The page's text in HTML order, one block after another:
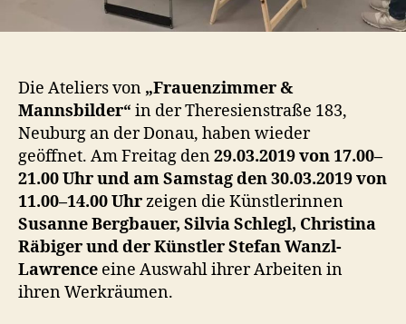
Die Ateliers von „Frauenzimmer &
Mannsbilder“ in der Theresienstraße 183,
Neuburg an der Donau, haben wieder
geöffnet. Am Freitag den29.03.2019 von 17.00–
21.00 Uhr und am Samstag den 30.03.2019 von
11.00–14.00 Uhrzeigen die Künstlerinnen
Susanne Bergbauer, Silvia Schlegl, Christina
Räbiger und der Künstler Stefan Wanzl-
Lawrence eine Auswahl ihrer Arbeiten in
ihren Werkräumen.